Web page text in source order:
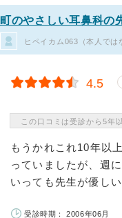
町のやさしい耳鼻科の
ヒペイカム063（本人では
4.5
この口コミは受診から5年
もうかれこれ10年以
っていましたが、週
いっても先生が優し
受診時期： 2006年06月